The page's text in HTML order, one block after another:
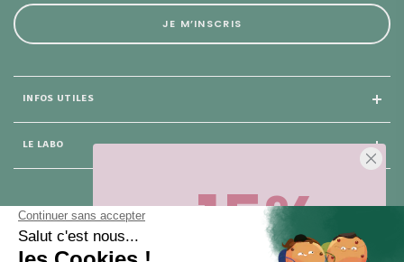
INFOS UTILES
LE LABO
JE M’INSCRIS
-15%